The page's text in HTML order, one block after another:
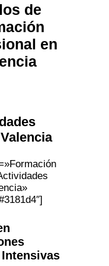
de
en
Valencia